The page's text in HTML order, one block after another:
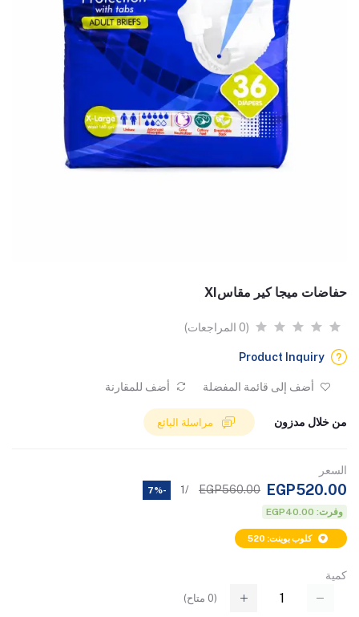
حفاضات ميجا كير مقاسXI
(0 المراجعات)
Product Inquiry
أضف إلى قائمة المفضلة أضف للمقارنة
من خلال مدزون
السعر
EGP520.00
EGP560.00
/1
-7%
وفرت: EGP40.00
كلوب بوينت: 520
كمية
(
0 متاح)